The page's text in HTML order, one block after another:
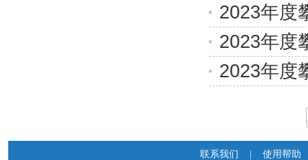
2023年度
2023年度
2023年度
联系我们 使用帮助